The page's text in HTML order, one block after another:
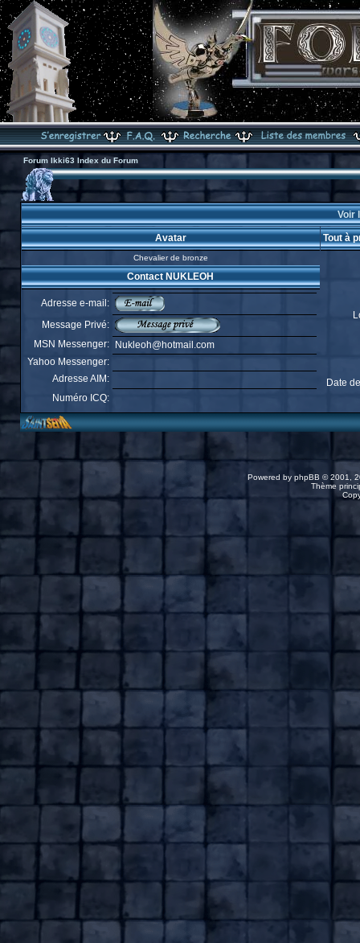
Forum Ikki63 Index du Forum
Voir
Avatar Tout à
Chevalier de bronze
Date
Contact NUKLEOH
Adresse e-mail:
Message Privé:
MSN Messenger:
Nukleoh@hotmail.com
Yahoo Messenger:
Adresse AIM:
Numéro ICQ:
Powered by phpBB © 2001,
Thème